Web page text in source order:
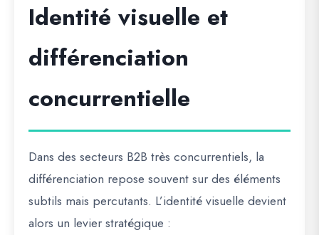
Identité visuelle et
différenciation
concurrentielle
Dans des secteurs B2B très concurrentiels, la
différenciation repose souvent sur des éléments
subtils mais percutants. L’identité visuelle devient
alors un levier stratégique :